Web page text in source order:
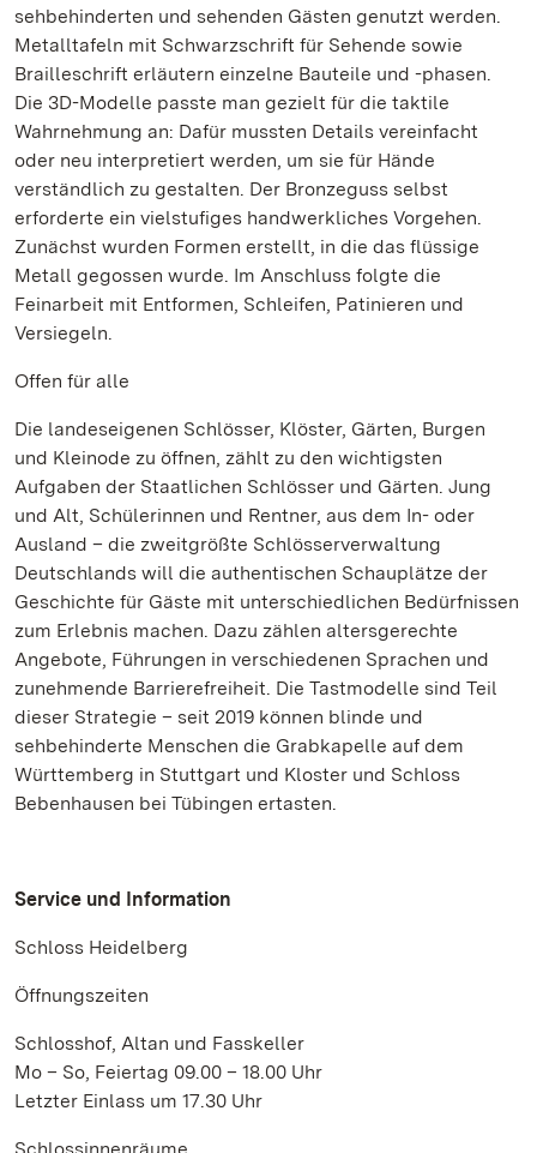
sehbehinderten und sehenden Gästen genutzt werden.
Metalltafeln mit Schwarzschrift für Sehende sowie
Brailleschrift erläutern einzelne Bauteile und -phasen.
Die 3D-Modelle passte man gezielt für die taktile
Wahrnehmung an: Dafür mussten Details vereinfacht
oder neu interpretiert werden, um sie für Hände
verständlich zu gestalten. Der Bronzeguss selbst
erforderte ein vielstufiges handwerkliches Vorgehen.
Zunächst wurden Formen erstellt, in die das flüssige
Metall gegossen wurde. Im Anschluss folgte die
Feinarbeit mit Entformen, Schleifen, Patinieren und
Versiegeln.
Offen für alle
Die landeseigenen Schlösser, Klöster, Gärten, Burgen
und Kleinode zu öffnen, zählt zu den wichtigsten
Aufgaben der Staatlichen Schlösser und Gärten. Jung
und Alt, Schülerinnen und Rentner, aus dem In- oder
Ausland – die zweitgrößte Schlösserverwaltung
Deutschlands will die authentischen Schauplätze der
Geschichte für Gäste mit unterschiedlichen Bedürfnissen
zum Erlebnis machen. Dazu zählen altersgerechte
Angebote, Führungen in verschiedenen Sprachen und
zunehmende Barrierefreiheit. Die Tastmodelle sind Teil
dieser Strategie – seit 2019 können blinde und
sehbehinderte Menschen die Grabkapelle auf dem
Württemberg in Stuttgart und Kloster und Schloss
Bebenhausen bei Tübingen ertasten.
Service und Information
Schloss Heidelberg
Öffnungszeiten
Schlosshof, Altan und Fasskeller
Mo – So, Feiertag 09.00 – 18.00 Uhr
Letzter Einlass um 17.30 Uhr